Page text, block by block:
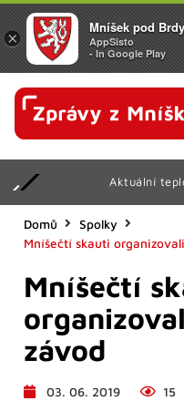
Aktuální
Domů
Spolky
Mníšečtí skauti
Mníšečtí
závod
03. 06. 2019 15
×
Mníšek pod Brdy
AppSisto
- In Google Play